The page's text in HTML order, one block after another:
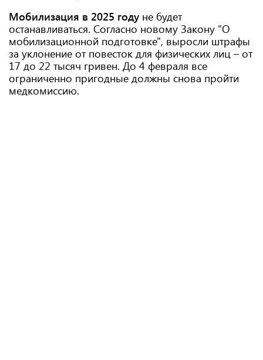
Мобилизация в 2025 году не будет
останавливаться. Согласно новому Закону "О
мобилизационной подготовке", выросли штрафы
за уклонение от повесток для физических лиц – от
17 до 22 тысяч гривен. До 4 февраля все
ограниченно пригодные должны снова пройти
медкомиссию.